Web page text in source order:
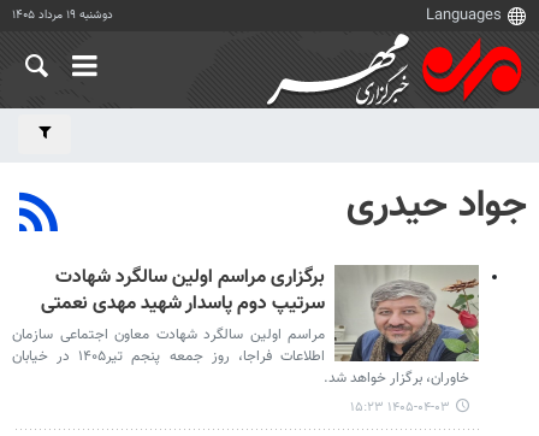
دوشنبه ۱۹ مرداد ۱۴۰۵
جواد حیدری
برگزاری مراسم اولین سالگرد شهادت
سرتیپ دوم پاسدار شهید مهدی نعمتی
مراسم اولین سالگرد شهادت معاون اجتماعی سازمان
اطلاعات فراجا، روز جمعه پنجم تیر۱۴۰۵ در خیابان
خاوران، برگزار خواهد شد.
۱۴۰۵-۰۴-۰۳ ۱۵:۲۳